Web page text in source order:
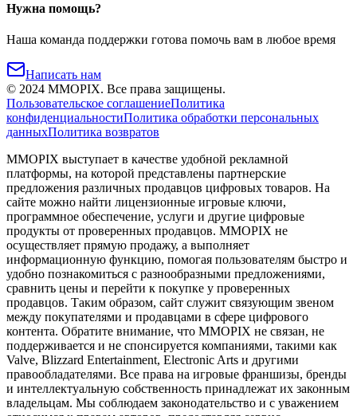
Нужна помощь?
Наша команда поддержки готова помочь вам в любое время
Написать нам
© 2024 MMOPIX. Все права защищены.
Пользовательское соглашениеПолитика
конфиденциальностиПолитика обработки персональных
данныхПолитика возвратов
MMOPIX выступает в качестве удобной рекламной
платформы, на которой представлены партнерские
предложения различных продавцов цифровых товаров. На
сайте можно найти лицензионные игровые ключи,
программное обеспечение, услуги и другие цифровые
продукты от проверенных продавцов. MMOPIX не
осуществляет прямую продажу, а выполняет
информационную функцию, помогая пользователям быстро и
удобно познакомиться с разнообразными предложениями,
сравнить цены и перейти к покупке у проверенных
продавцов. Таким образом, сайт служит связующим звеном
между покупателями и продавцами в сфере цифрового
контента. Обратите внимание, что MMOPIX не связан, не
поддерживается и не спонсируется компаниями, такими как
Valve, Blizzard Entertainment, Electronic Arts и другими
правообладателями. Все права на игровые франшизы, бренды
и интеллектуальную собственность принадлежат их законным
владельцам. Мы соблюдаем законодательство и с уважением